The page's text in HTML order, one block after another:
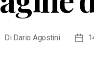
Di Dario Agostini
Data